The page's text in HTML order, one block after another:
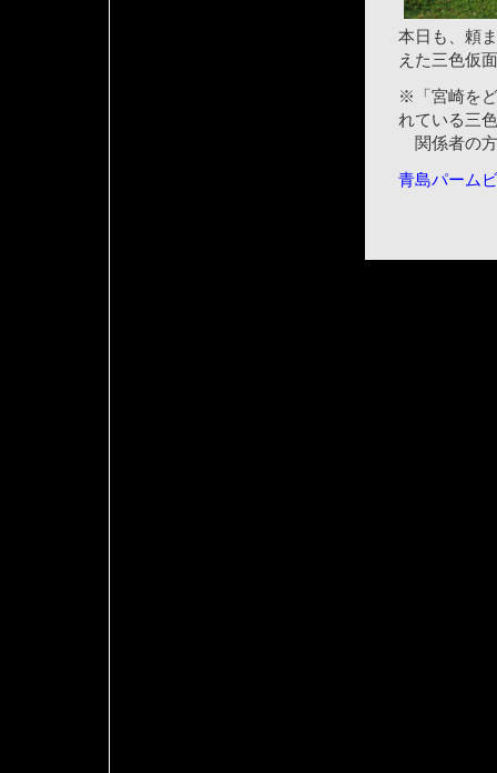
本日も、頼
えた三色仮
※「宮崎を
れている三
関係者の方
青島パーム